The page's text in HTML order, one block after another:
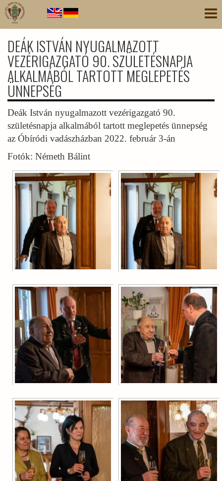
Ugrás
tartalomra
DEÁK ISTVÁN NYUGALMAZOTT
VEZÉRIGAZGATÓ 90. SZÜLETÉSNAPJA
ALKALMÁBÓL TARTOTT MEGLEPETÉS
ÜNNEPSÉG
Deák István nyugalmazott vezérigazgató 90.
születésnapja alkalmából tartott meglepetés ünnepség
az Óbíródi vadászházban 2022. február 3-án
Fotók: Németh Bálint